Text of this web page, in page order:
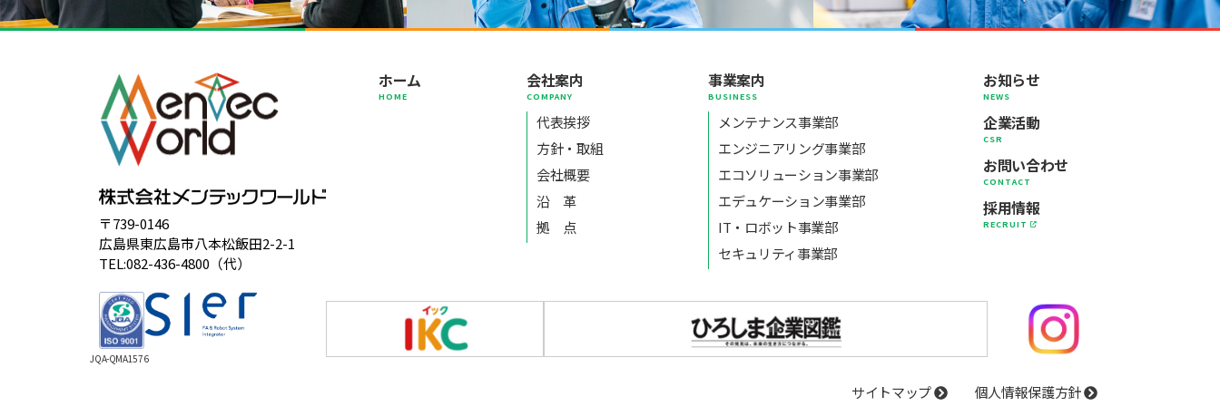
〒739-0146
広島県東広島市八本松飯田2-2-1
TEL:082-436-4800（代）
JQA-QMA1576
ホーム
HOME
会社案内
COMPANY
代表挨拶
方針・取組
会社概要
沿 革
拠 点
事業案内
BUSINESS
メンテナンス事業部
エンジニアリング事業部
エコソリューション事業部
エデュケーション事業部
IT・ロボット事業部
セキュリティ事業部
お知らせ
NEWS
企業活動
CSR
お問い合わせ
CONTACT
採用情報
RECRUIT
サイトマップ 個人情報保護方針